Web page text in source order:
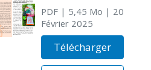
PDF| 5,45 Mo | 20
Février 2025
Télécharger